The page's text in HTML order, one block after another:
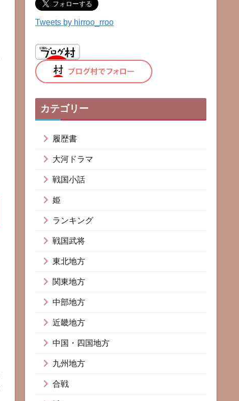
Tweets by hirroo_rroo
カテゴリー
履歴書
大河ドラマ
戦国小話
姫
ランキング
戦国武将
東北地方
関東地方
中部地方
近畿地方
中国・四国地方
九州地方
合戦